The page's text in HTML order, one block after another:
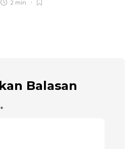
2 min
Balasan
*